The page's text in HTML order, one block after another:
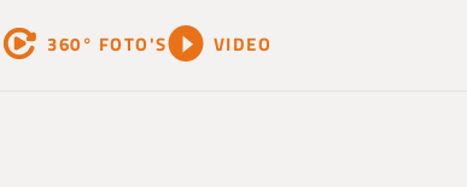
360° FOTO'S VIDEO